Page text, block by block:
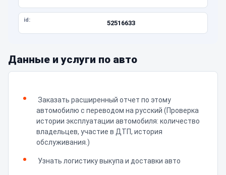
id: 52516633
Данные и услуги по авто
Заказать расширенный отчет по этому
автомобилю с переводом на русский (Проверка
истории эксплуатации автомобиля: количество
владельцев, участие в ДТП, история
обслуживания.)
Узнать логистику выкупа и доставки авто